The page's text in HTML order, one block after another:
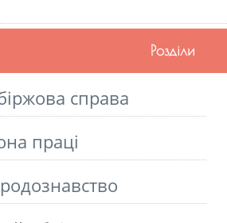
Розділи
справа
праці